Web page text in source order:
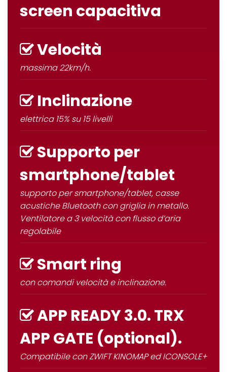
screen capacitiva
Velocità
massima22km/h.
Inclinazione
elettrica 15% su 15 livelli
Supporto per
smartphone/tablet
supporto per smartphone/tablet, casse
acustiche Bluetooth con griglia in metallo.
Ventilatore a 3 velocità con flusso d’aria
regolabile
Smart ring
con comandi velocità e inclinazione.
APP READY 3.0. TRX
APP GATE (optional).
Compatibile con ZWIFT KINOMAP ed ICONSOLE+